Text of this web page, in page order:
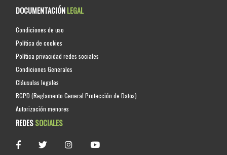
DOCUMENTACIÓNLEGAL
Condiciones de uso
Política de cookies
Política privacidad redes sociales
Condiciones Generales
Cláusulas legales
RGPD (Reglamento General Protección de Datos)
Autorización menores
REDESSOCIALES